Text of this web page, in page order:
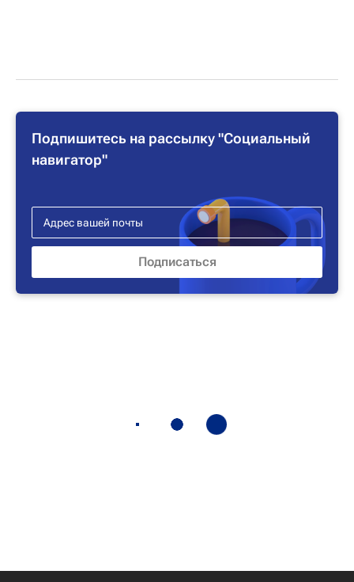
Подпишитесь на рассылку "Социальный
навигатор"